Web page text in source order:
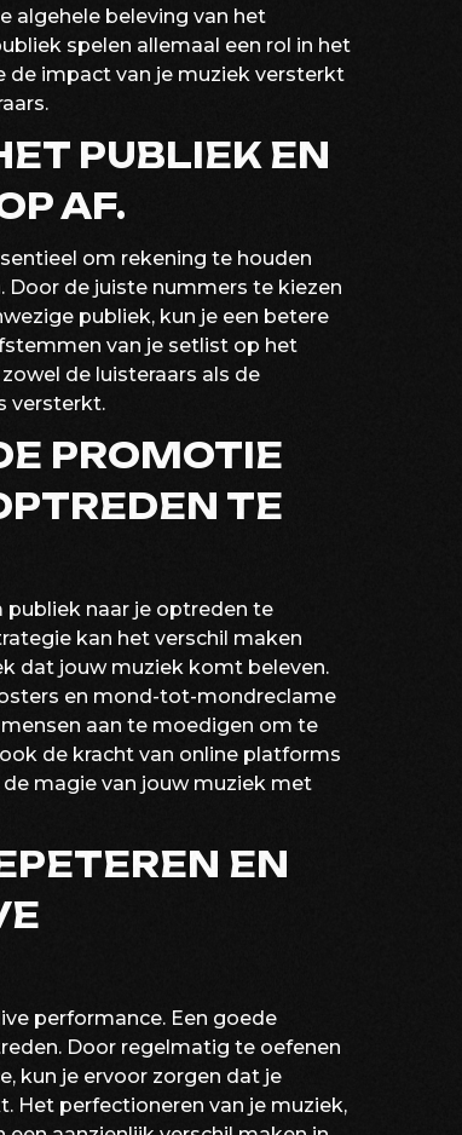
algehele beleving van het
spelen allemaal een rol in het
de impact van je muziek versterkt
PUBLIEK EN
AF.
om rekening te houden
de juiste nummers te kiezen
publiek, kun je een betere
van je setlist op het
de luisteraars als de
versterkt.
PROMOTIE
TE
naar je optreden te
kan het verschil maken
dat jouw muziek komt beleven.
en mond-tot-mondreclame
aan te moedigen om te
de kracht van online platforms
magie van jouw muziek met
EN
performance. Een goede
Door regelmatig te oefenen
kun je ervoor zorgen dat je
Het perfectioneren van je muziek,